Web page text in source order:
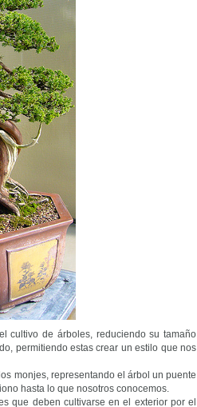
cultivo de árboles, reduciendo su tamaño
permitiendo estas crear un estilo que nos
monjes, representando el árbol un puente
hasta lo que nosotros conocemos.
que deben cultivarse en el exterior por el